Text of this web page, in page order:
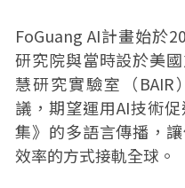
FoGuang AI計畫始於
研究院與當時設於美
慧研究實驗室（BAIR
議，期望運用AI技術
集》的多語言傳播，
效率的方式接軌全球。